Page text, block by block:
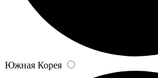
Южная Корея